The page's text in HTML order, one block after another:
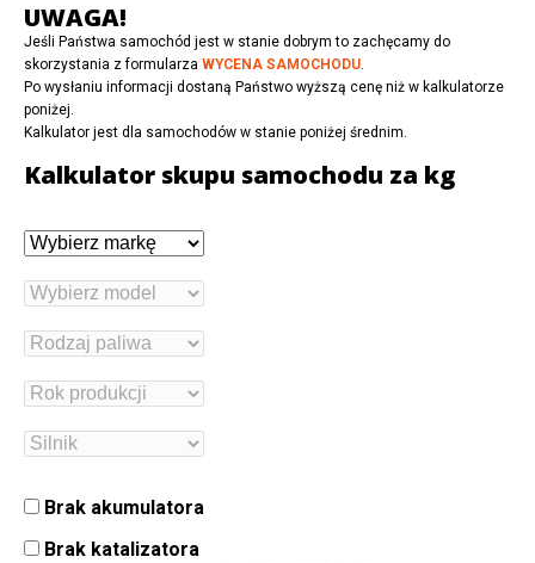
UWAGA!
Jeśli Państwa samochód jest w stanie dobrym to zachęcamy do
skorzystania z formularza WYCENA SAMOCHODU.
Po wysłaniu informacji dostaną Państwo wyższą cenę niż w kalkulatorze
poniżej.
Kalkulator jest dla samochodów w stanie poniżej średnim.
Kalkulator skupu samochodu za kg
Brak akumulatora
Brak katalizatora